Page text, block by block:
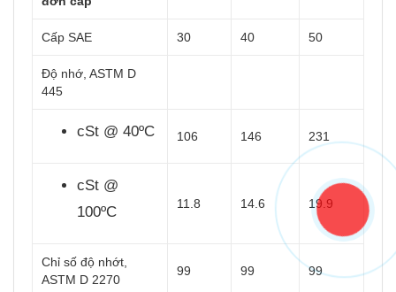
Cấp SAE 30 40 50
Độ nhớ, ASTM D
445
cSt @ 40ºC 106 146 231
cSt @
100ºC
11.8 14.6 19.9
Chỉ số độ nhớt,
ASTM D 2270
99 99 99